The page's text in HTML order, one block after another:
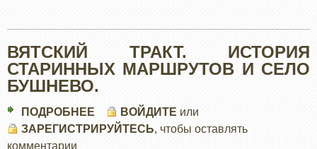
ВЯТСКИЙ ТРАКТ. ИСТОРИЯ
СТАРИННЫХ МАРШРУТОВ И СЕЛО
БУШНЕВО.
ПОДРОБНЕЕ
ВЯТСКИЙ
ВОЙДИТЕ или
ЗАРЕГИСТРИРУЙТЕСЬ, чтобы оставлять
комментарии